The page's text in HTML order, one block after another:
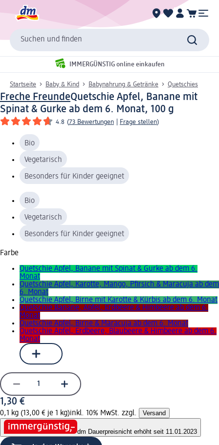
Suchen und finden
IMMERGÜNSTIG online einkaufen
Startseite Baby & Kind Babynahrung & Getränke Quetschies
Freche FreundeQuetschie Apfel, Banane mit
Spinat & Gurke ab dem 6. Monat, 100 g
4.8 (73 Bewertungen Frage stellen)
Bio
Vegetarisch
Besonders für Kinder geeignet
Bio
Vegetarisch
Besonders für Kinder geeignet
Farbe
Quetschie Apfel, Banane mit Spinat & Gurke ab dem 6.
Monat
Quetschie Apfel, Karotte, Mango, Pfirsich & Maracuja ab dem
6. Monat
Quetschie Apfel, Birne mit Karotte & Kürbis ab dem 6. Monat
Quetschie Banane, Apfel, Erdbeere & Himbeere ab dem 6.
Monat
Quetschie Apfel, Birne & Maracuja ab dem 6. Monat
Quetschie Apfel, Erdbeere, Blaubeere & Himbeere ab dem 6.
Monat
1,30 €
0,1 kg (13,00 € je 1 kg)inkl. 10% MwSt. zzgl. Versand
dm Dauerpreisnicht erhöht seit 11.01.2023